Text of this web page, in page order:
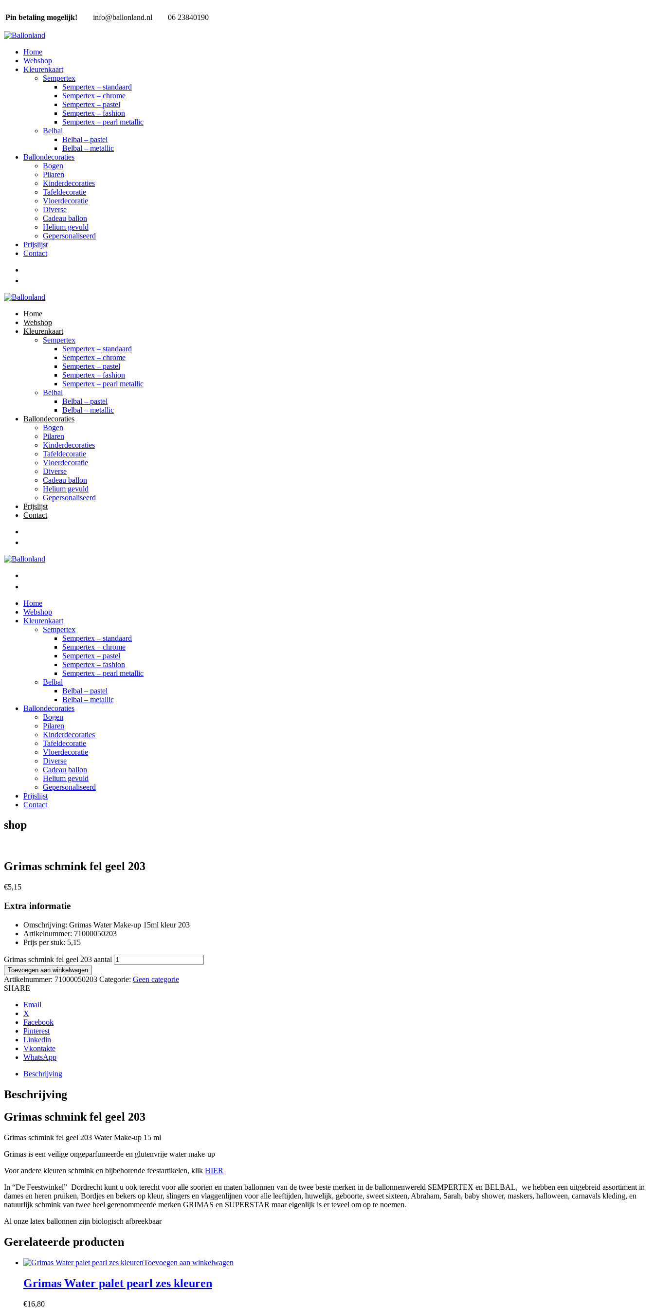
Pin betaling mogelijk! info@ballonland.nl 06 23840190
Home
Webshop
Kleurenkaart
Sempertex
Sempertex – standaard
Sempertex – chrome
Sempertex – pastel
Sempertex – fashion
Sempertex – pearl metallic
Belbal
Belbal – pastel
Belbal – metallic
Ballondecoraties
Bogen
Pilaren
Kinderdecoraties
Tafeldecoratie
Vloerdecoratie
Diverse
Cadeau ballon
Helium gevuld
Gepersonaliseerd
Prijslijst
Contact
Home
Webshop
Kleurenkaart
Sempertex
Sempertex – standaard
Sempertex – chrome
Sempertex – pastel
Sempertex – fashion
Sempertex – pearl metallic
Belbal
Belbal – pastel
Belbal – metallic
Ballondecoraties
Bogen
Pilaren
Kinderdecoraties
Tafeldecoratie
Vloerdecoratie
Diverse
Cadeau ballon
Helium gevuld
Gepersonaliseerd
Prijslijst
Contact
Home
Webshop
Kleurenkaart
Sempertex
Sempertex – standaard
Sempertex – chrome
Sempertex – pastel
Sempertex – fashion
Sempertex – pearl metallic
Belbal
Belbal – pastel
Belbal – metallic
Ballondecoraties
Bogen
Pilaren
Kinderdecoraties
Tafeldecoratie
Vloerdecoratie
Diverse
Cadeau ballon
Helium gevuld
Gepersonaliseerd
Prijslijst
Contact
shop
Grimas schmink fel geel 203
€5,15
Extra informatie
Omschrijving: Grimas Water Make-up 15ml kleur 203
Artikelnummer: 71000050203
Prijs per stuk: 5,15
Grimas schmink fel geel 203 aantal
Toevoegen aan winkelwagen
Artikelnummer: 71000050203 Categorie: Geen categorie
SHARE
Email
X
Facebook
Pinterest
Linkedin
Vkontakte
WhatsApp
Beschrijving
Beschrijving
Grimas schmink fel geel 203
Grimas schmink fel geel 203 Water Make-up 15 ml
Grimas is een veilige ongeparfumeerde en glutenvrije water make-up
Voor andere kleuren schmink en bijbehorende feestartikelen, klik HIER
In “De Feestwinkel” Dordrecht kunt u ook terecht voor alle soorten en maten ballonnen van de twee beste merken in de ballonnenwereld SEMPERTEX en BELBAL, we hebben een uitgebreid assortiment in
dames en heren pruiken, Bordjes en bekers op kleur, slingers en vlaggenlijnen voor alle leeftijden, huwelijk, geboorte, sweet sixteen, Abraham, Sarah, baby shower, maskers, halloween, carnavals kleding, en
natuurlijk schmink van twee heel gerenommeerde merken GRIMAS en SUPERSTAR maar eigenlijk is er teveel om op te noemen.
Al onze latex ballonnen zijn biologisch afbreekbaar
Gerelateerde producten
Toevoegen aan winkelwagen
Grimas Water palet pearl zes kleuren
€16,80